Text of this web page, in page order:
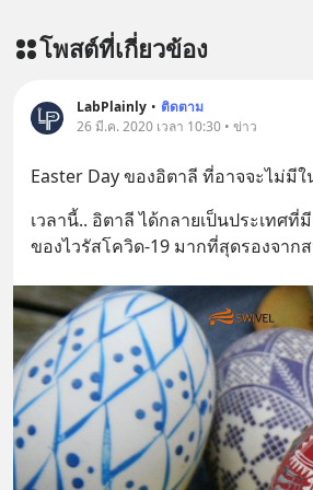
โพสต์ที่เกี่ยวข้อง
LabPlainly • ติดตาม
26 มี.ค. 2020 เวลา 10:30 • ข่าว
Easter Day ของอิตาลี ที่อาจจะไม่มีใ
เวลานี้.. อิตาลี ได้กลายเป็นประเทศที่
ของไวรัสโควิด-19 มากที่สุดรองจาก